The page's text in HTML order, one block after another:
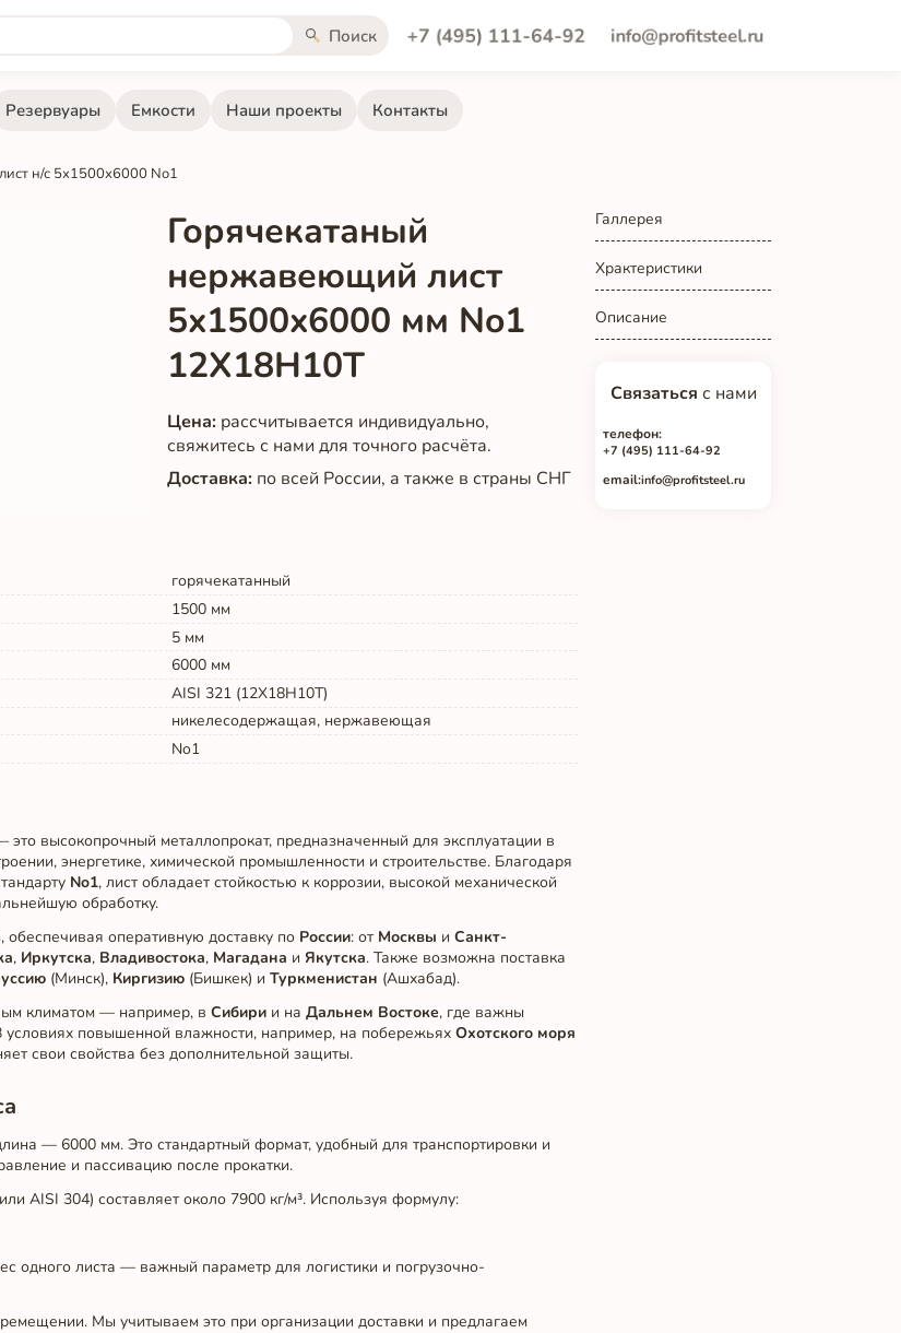
Поиск +7 (495) 111-64-92 info@profitsteel.ru
Резервуары Емкости Наши проекты Контакты
н/с 5х1500х6000 No1
Горячекатаный
нержавеющий лист
5x1500x6000 мм No1
12Х18Н10Т
Цена: рассчитывается индивидуально,
свяжитесь с нами для точного расчёта.
Доставка: по всей России, а также в страны СНГ
Галлерея
Храктеристики
Описание
Связаться с нами
телефон:
+7 (495) 111-64-92
email:info@profitsteel.ru
горячекатанный
1500 мм
5 мм
6000 мм
AISI 321 (12Х18Н10Т)
никелесодержащая, нержавеющая
No1
высокопрочный металлопрокат, предназначенный для эксплуатации в
энергетике, химической промышленности и строительстве. Благодаря
No1, лист обладает стойкостью к коррозии, высокой механической
обработку.
оперативную доставку по России: от Москвы и Санкт-
, Иркутска, Владивостока, Магадана и Якутска. Также возможна поставка
(Минск), Киргизию(Бишкек) и Туркменистан (Ашхабад).
климатом — например, в Сибирии на Дальнем Востоке, где важны
условиях повышенной влажности, например, на побережьях Охотского моря
свои свойства без дополнительной защиты.
— 6000 мм. Это стандартный формат, удобный для транспортировки и
и пассивацию после прокатки.
AISI 304) составляет около 7900 кг/м³. Используя формулу:
одного листа — важный параметр для логистики и погрузочно-
Мы учитываем это при организации доставки и предлагаем